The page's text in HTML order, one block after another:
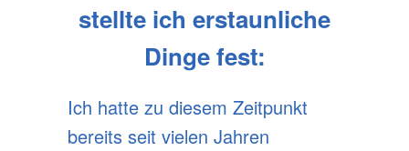
stellte ich erstaunliche
Dinge fest:
Ich hatte zu diesem Zeitpunkt
bereits seit vielen Jahren